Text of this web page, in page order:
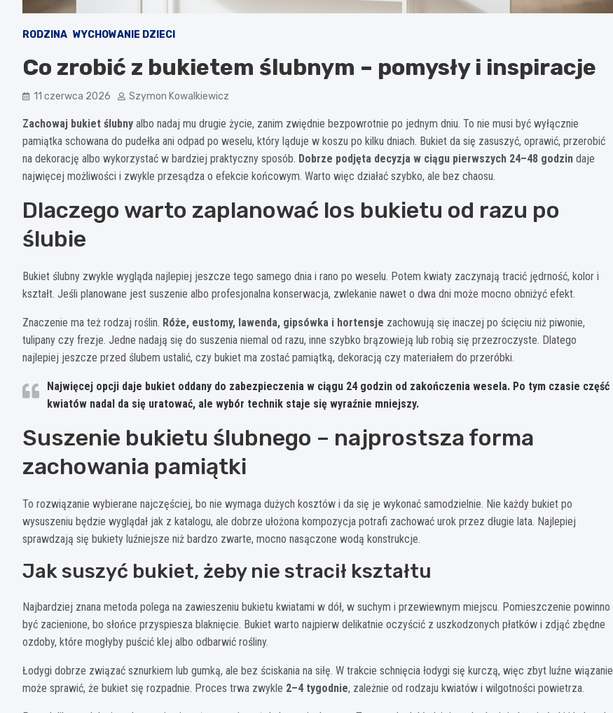
RODZINA WYCHOWANIE DZIECI
Co zrobić z bukietem ślubnym – pomysły i inspiracje
11 czerwca 2026 Szymon Kowalkiewicz
Zachowaj bukiet ślubny albo nadaj mu drugie życie, zanim zwiędnie bezpowrotnie po jednym dniu. To nie musi być wyłącznie
pamiątka schowana do pudełka ani odpad po weselu, który ląduje w koszu po kilku dniach. Bukiet da się zasuszyć, oprawić, przerobić
na dekorację albo wykorzystać w bardziej praktyczny sposób. Dobrze podjęta decyzja w ciągu pierwszych 24–48 godzin daje
najwięcej możliwości i zwykle przesądza o efekcie końcowym. Warto więc działać szybko, ale bez chaosu.
Dlaczego warto zaplanować los bukietu od razu po
ślubie
Bukiet ślubny zwykle wygląda najlepiej jeszcze tego samego dnia i rano po weselu. Potem kwiaty zaczynają tracić jędrność, kolor i
kształt. Jeśli planowane jest suszenie albo profesjonalna konserwacja, zwlekanie nawet o dwa dni może mocno obniżyć efekt.
Znaczenie ma też rodzaj roślin. Róże, eustomy, lawenda, gipsówka i hortensje zachowują się inaczej po ścięciu niż piwonie,
tulipany czy frezje. Jedne nadają się do suszenia niemal od razu, inne szybko brązowieją lub robią się przezroczyste. Dlatego
najlepiej jeszcze przed ślubem ustalić, czy bukiet ma zostać pamiątką, dekoracją czy materiałem do przeróbki.
Najwięcej opcji daje bukiet oddany do zabezpieczenia w ciągu 24 godzin od zakończenia wesela. Po tym czasie część
kwiatów nadal da się uratować, ale wybór technik staje się wyraźnie mniejszy.
Suszenie bukietu ślubnego – najprostsza forma
zachowania pamiątki
To rozwiązanie wybierane najczęściej, bo nie wymaga dużych kosztów i da się je wykonać samodzielnie. Nie każdy bukiet po
wysuszeniu będzie wyglądał jak z katalogu, ale dobrze ułożona kompozycja potrafi zachować urok przez długie lata. Najlepiej
sprawdzają się bukiety luźniejsze niż bardzo zwarte, mocno nasączone wodą konstrukcje.
Jak suszyć bukiet, żeby nie stracił kształtu
Najbardziej znana metoda polega na zawieszeniu bukietu kwiatami w dół, w suchym i przewiewnym miejscu. Pomieszczenie powinno
być zacienione, bo słońce przyspiesza blaknięcie. Bukiet warto najpierw delikatnie oczyścić z uszkodzonych płatków i zdjąć zbędne
ozdoby, które mogłyby puścić klej albo odbarwić rośliny.
Łodygi dobrze związać sznurkiem lub gumką, ale bez ściskania na siłę. W trakcie schnięcia łodygi się kurczą, więc zbyt luźne wiązanie
może sprawić, że bukiet się rozpadnie. Proces trwa zwykle 2–4 tygodnie, zależnie od rodzaju kwiatów i wilgotności powietrza.